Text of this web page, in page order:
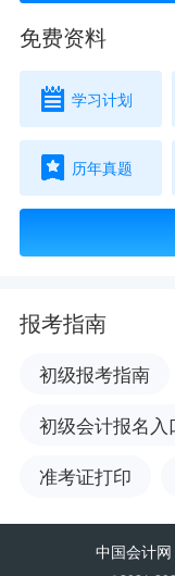
免费资料
学习计划
历年真题
报考指南
初级报考指南
初级会计报名入
准考证打印
中国会计网